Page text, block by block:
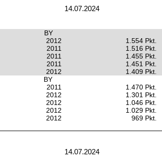
14.07.2024
BY
2012 1.554 Pkt.
2011 1.516 Pkt.
2011 1.455 Pkt.
2011 1.451 Pkt.
2012
1.409 Pkt.
BY
2011 1.470 Pkt.
2012 1.301 Pkt.
2012 1.046 Pkt.
2012
1.029 Pkt.
2012 969 Pkt.
14.07.2024